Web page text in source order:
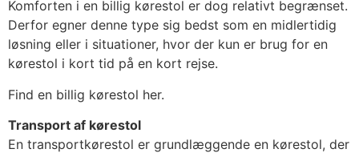
Komforten i en billig kørestol er dog relativt begrænset.
Derfor egner denne type sig bedst som en midlertidig
løsning eller i situationer, hvor der kun er brug for en
kørestol i kort tid på en kort rejse.
Find en billig kørestol her.
Transport af kørestol
En transportkørestol er grundlæggende en kørestol, der